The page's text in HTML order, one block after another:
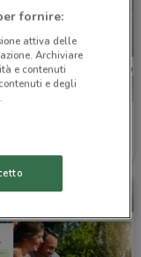
fornire:
attiva delle
Archiviare
e contenuti
e degli